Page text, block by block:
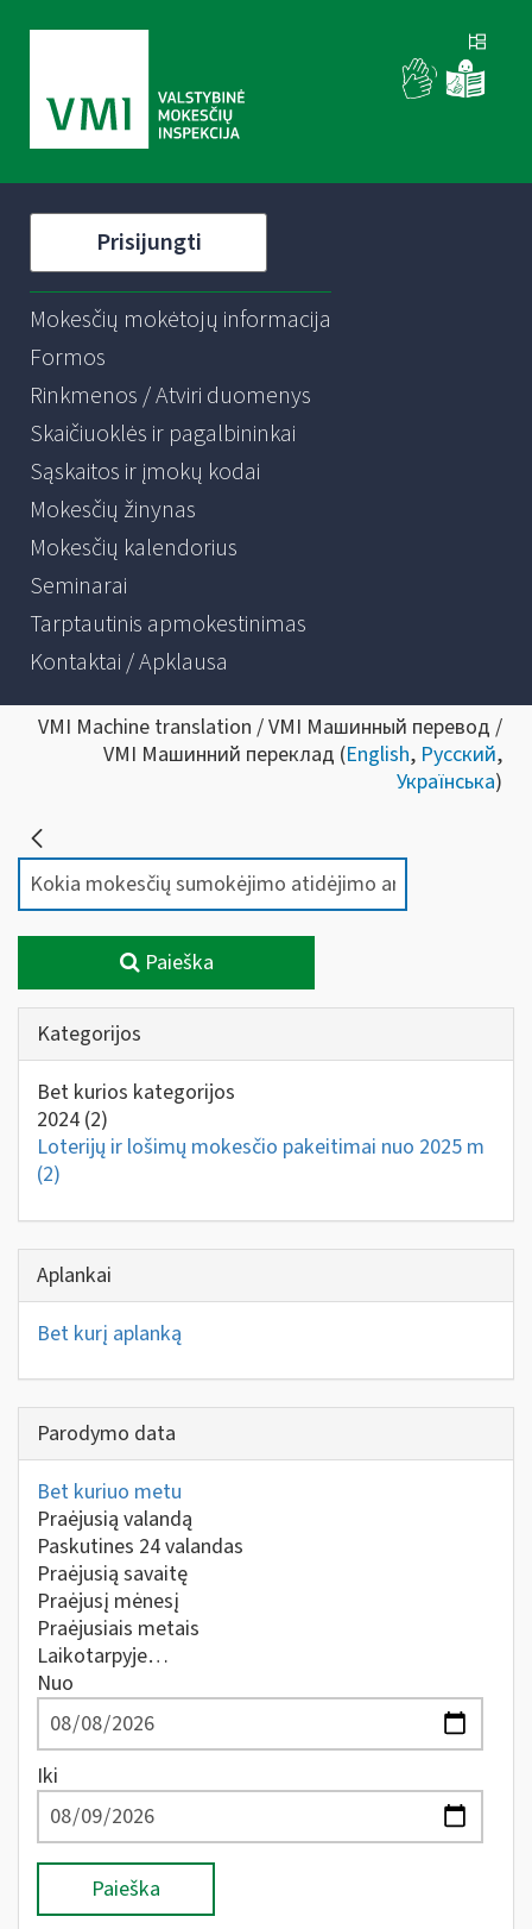
Prisijungti
Mokesčių mokėtojų informacija
Formos
Rinkmenos / Atviri duomenys
Skaičiuoklės ir pagalbininkai
Sąskaitos ir įmokų kodai
Mokesčių žinynas
Mokesčių kalendorius
Seminarai
Tarptautinis apmokestinimas
Kontaktai / Apklausa
VMI Machine translation / VMI Машинный перевод /
VMI Машинний переклад (English, Русский,
Українська)
Paieška
Kategorijos
Bet kurios kategorijos
2024 (2)
Loterijų ir lošimų mokesčio pakeitimai nuo 2025 m
(2)
Aplankai
Bet kurį aplanką
Parodymo data
Bet kuriuo metu
Praėjusią valandą
Paskutines 24 valandas
Praėjusią savaitę
Praėjusį mėnesį
Praėjusiais metais
Laikotarpyje…
Nuo
Iki
Paieška